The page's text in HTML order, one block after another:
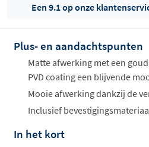
Offertes
ophalen...
Een 9.1 op onze
Plus- en aandachtspunten
Matte afwerking met een
PVD coating een blijvende
Mooie afwerking dankzij de
Inclusief
In het kort